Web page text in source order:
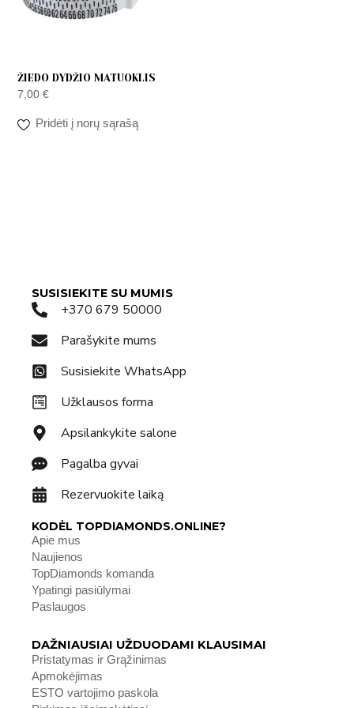
ŽIEDO DYDŽIO MATUOKLIS
7,00€
Pridėti į norų sąrašą
SUSISIEKITE SU MUMIS
+370 679 50000
Parašykite mums
Susisiekite WhatsApp
Užklausos forma
Apsilankykite salone
Pagalba gyvai
Rezervuokite laiką
KODĖL TOPDIAMONDS.ONLINE?
Apie mus
Naujienos
TopDiamonds komanda
Ypatingi pasiūlymai
Paslaugos
DAŽNIAUSIAI UŽDUODAMI KLAUSIMAI
Pristatymas ir Grąžinimas
Apmokėjimas
ESTO vartojimo paskola